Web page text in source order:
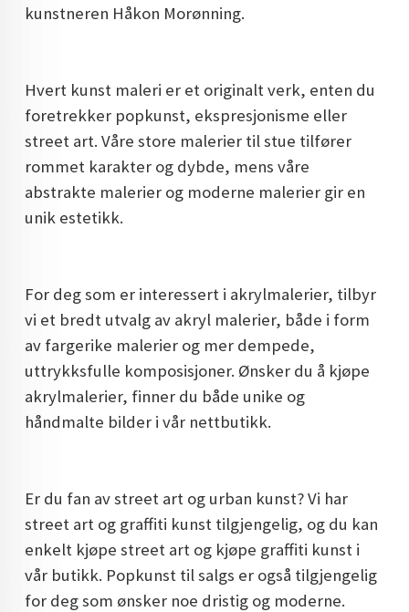
kunstneren Håkon Morønning.
Hvert kunst maleri er et originalt verk, enten du
foretrekker popkunst, ekspresjonisme eller
street art. Våre store malerier til stue tilfører
rommet karakter og dybde, mens våre
abstrakte malerier og moderne malerier gir en
unik estetikk.
For deg som er interessert i akrylmalerier, tilbyr
vi et bredt utvalg av akryl malerier, både i form
av fargerike malerier og mer dempede,
uttrykksfulle komposisjoner. Ønsker du å kjøpe
akrylmalerier, finner du både unike og
håndmalte bilder i vår nettbutikk.
Er du fan av street art og urban kunst? Vi har
street art og graffiti kunst tilgjengelig, og du kan
enkelt kjøpe street art og kjøpe graffiti kunst i
vår butikk. Popkunst til salgs er også tilgjengelig
for deg som ønsker noe dristig og moderne.